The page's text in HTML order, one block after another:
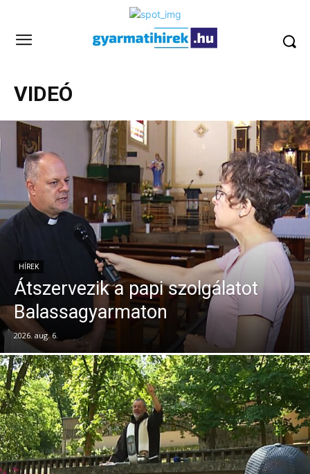
VIDEÓ
HÍREK
Átszervezik a papi szolgálatot
Balassagyarmaton
2026. aug. 6.